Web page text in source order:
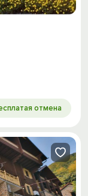
отмена